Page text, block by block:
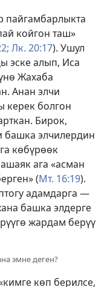
пайгамбарлыкта
койгон таш»
Лк. 20:17). Ушул
эске алып, Иса
Жахаба
Анан элчи
керек болгон
Бирок,
башка элчилердин
көбүрөөк
ага «асман
(Мт. 16:19).
адамдарга —
башка элдерге
жардам берүү
эмне деген?
көп берилсе,